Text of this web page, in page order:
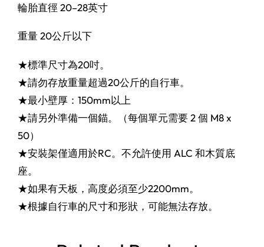
輪胎直徑 20–28英寸
重量 20公斤以下
★標準尺寸為20吋。
★請勿存放重量超過20公斤的自行車。
★最小壁厚：150mm以上
★請另外準備一個錨。（每個單元需要 2 個 M8 x
50）
★安裝架僅適用於RC。不允許使用 ALC 和木質底
座。
★如果有天板，高度必須至少2200mm。
★根據自行車的尺寸和形狀，可能無法存放。